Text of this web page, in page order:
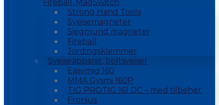
Fireball, MagSwitch
Strong Hand Tools
Sveisemagneter
Siegmund magneter
Fireball
Jordingsklemmer
Sveiseapparat, boltsveiser
Easymig 160
MMA Gysmi 160P
TIG PROTIG 161 DC – med tilbehør
Fronius